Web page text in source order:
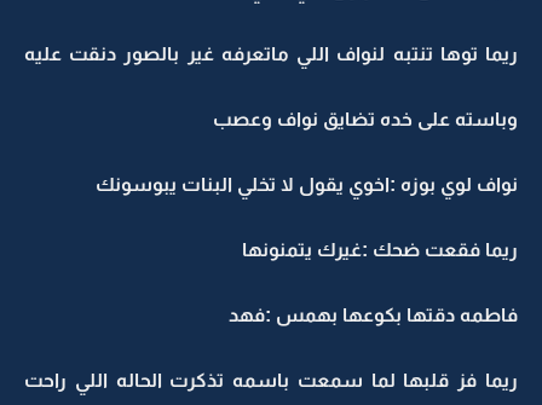
ريما توها تنتبه لنواف اللي ماتعرفه غير بالصور دنقت عليه
وباسته على خده تضايق نواف وعصب
نواف لوي بوزه :اخوي يقول لا تخلي البنات يبوسونك
ريما فقعت ضحك :غيرك يتمنونها
فاطمه دقتها بكوعها بهمس :فهد
ريما فز قلبها لما سمعت باسمه تذكرت الحاله اللي راحت